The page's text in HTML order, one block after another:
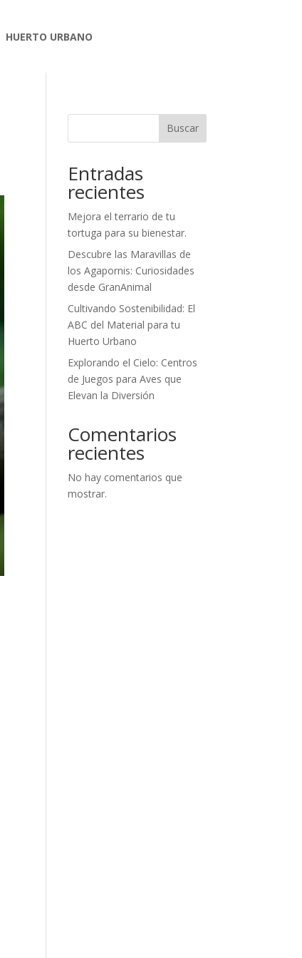
HUERTO URBANO
Buscar
Entradas
recientes
Mejora el terrario de tu
tortuga para su bienestar.
Descubre las Maravillas de
los Agapornis: Curiosidades
desde GranAnimal
Cultivando Sostenibilidad: El
ABC del Material para tu
Huerto Urbano
Explorando el Cielo: Centros
de Juegos para Aves que
Elevan la Diversión
Comentarios
recientes
No hay comentarios que
mostrar.